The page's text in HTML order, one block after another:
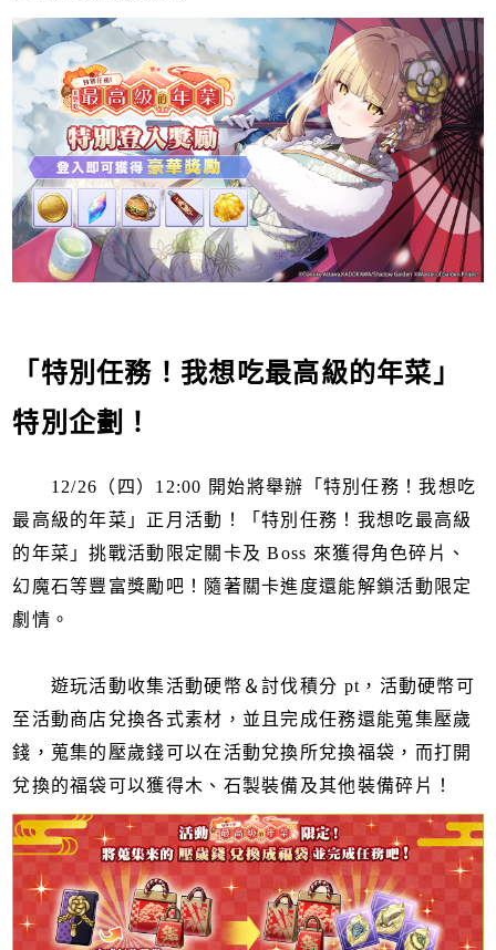
「特別任務！我想吃最高級的年菜」
特別企劃！
12/26（四）12:00 開始將舉辦「特別任務！我想吃
最高級的年菜」正月活動！「特別任務！我想吃最高級
的年菜」挑戰活動限定關卡及 Boss 來獲得角色碎片、
幻魔石等豐富獎勵吧！隨著關卡進度還能解鎖活動限定
劇情。
遊玩活動收集活動硬幣＆討伐積分 pt，活動硬幣可
至活動商店兌換各式素材，並且完成任務還能蒐集壓歲
錢，蒐集的壓歲錢可以在活動兌換所兌換福袋，而打開
兌換的福袋可以獲得木、石製裝備及其他裝備碎片！